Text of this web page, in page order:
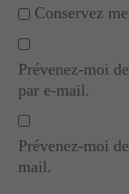
Conservez
Prévenez-moi
par e-mail.
Prévenez-moi
mail.